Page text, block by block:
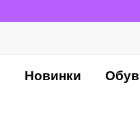
Новинки